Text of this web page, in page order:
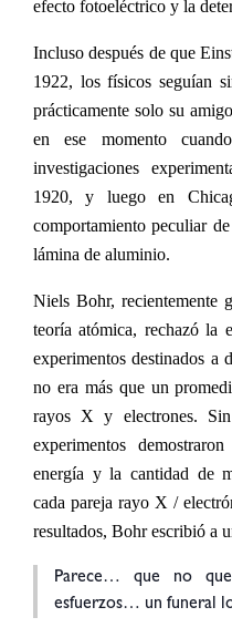
efecto fotoeléctrico y la
Incluso después de que
1922, los físicos seguían
prácticamente solo su
en ese momento
investigaciones
1920, y luego en
comportamiento peculiar
lámina de aluminio.
Niels Bohr, recientemente
teoría atómica, rechazó la
experimentos destinados a
no era más que un
rayos X y electrones.
experimentos
energía y la cantidad de
cada pareja rayo X /
resultados, Bohr escribió a
Parece… que no
esfuerzos… un funeral